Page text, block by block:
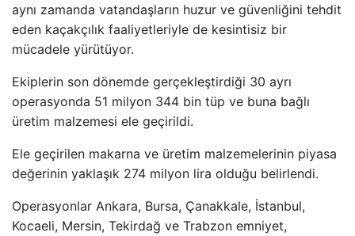
aynı zamanda vatandaşların huzur ve güvenliğini tehdit
eden kaçakçılık faaliyetleriyle de kesintisiz bir
mücadele yürütüyor.
Ekiplerin son dönemde gerçekleştirdiği 30 ayrı
operasyonda 51 milyon 344 bin tüp ve buna bağlı
üretim malzemesi ele geçirildi.
Ele geçirilen makarna ve üretim malzemelerinin piyasa
değerinin yaklaşık 274 milyon lira olduğu belirlendi.
Operasyonlar Ankara, Bursa, Çanakkale, İstanbul,
Kocaeli, Mersin, Tekirdağ ve Trabzon emniyet,